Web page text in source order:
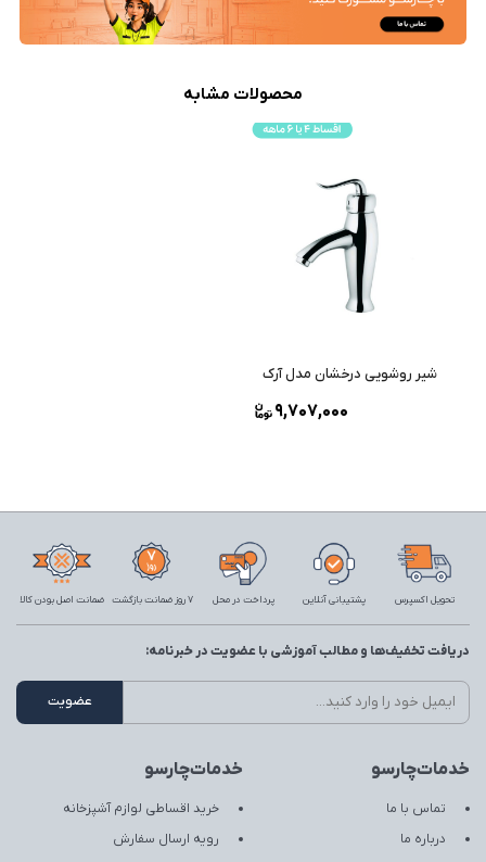
محصولات مشابه
شیر روشویی درخشان مدل آرک
9,707,000
تحویل اکسپرس پشتیبانی آنلاین پرداخت در محل 7 روز ضمانت بازگشت ضمانت اصل بودن کالا
خدمات‌چارسو
تماس با ما
درباره ما
خدمات‌چارسو
خرید اقساطی لوازم آشپزخانه
رویه ارسال سفارش
دریافت تخفیف‌ها و مطالب آموزشی با عضویت در خبرنامه: